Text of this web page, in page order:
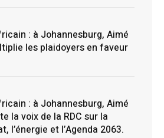
: à Johannesburg, Aimé
les plaidoyers en faveur
: à Johannesburg, Aimé
la voix de la RDC sur la
l’énergie et l’Agenda 2063.